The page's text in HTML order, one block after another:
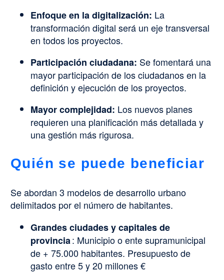
Enfoque en la digitalización: La
transformación digital será un eje transversal
en todos los proyectos.
Participación ciudadana: Se fomentará una
mayor participación de los ciudadanos en la
definición y ejecución de los proyectos.
Mayor complejidad: Los nuevos planes
requieren una planificación más detallada y
una gestión más rigurosa.
Quién se puede beneficiar
Se abordan 3 modelos de desarrollo urbano
delimitados por el número de habitantes.
Grandes ciudades y capitales de
provincia: Municipio o ente supramunicipal
de + 75.000 habitantes. Presupuesto de
gasto entre 5 y 20 millones €